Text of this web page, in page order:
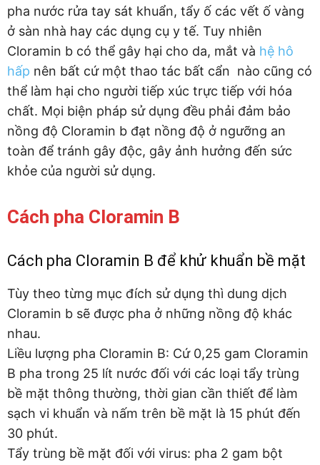
pha nước rửa tay sát khuẩn, tẩy ố các vết ố vàng
ở sàn nhà hay các dụng cụ y tế. Tuy nhiên
Cloramin b có thể gây hại cho da, mắt và hệ hô
hấp nên bất cứ một thao tác bất cẩn nào cũng có
thể làm hại cho người tiếp xúc trực tiếp với hóa
chất. Mọi biện pháp sử dụng đều phải đảm bảo
nồng độ Cloramin b đạt nồng độ ở ngưỡng an
toàn để tránh gây độc, gây ảnh hưởng đến sức
khỏe của người sử dụng.
Cách pha Cloramin B
Cách pha Cloramin B để khử khuẩn bề mặt
Tùy theo từng mục đích sử dụng thì dung dịch
Cloramin b sẽ được pha ở những nồng độ khác
nhau.
Liều lượng pha Cloramin B: Cứ 0,25 gam Cloramin
B pha trong 25 lít nước đối với các loại tẩy trùng
bề mặt thông thường, thời gian cần thiết để làm
sạch vi khuẩn và nấm trên bề mặt là 15 phút đến
30 phút.
Tẩy trùng bề mặt đối với virus: pha 2 gam bột